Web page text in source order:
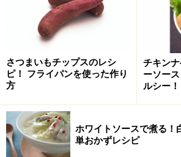
ソースの材料
ソース
ケチャップ
牛乳
はちみつ
肉汁
さつまいもチップスのレシ
ピ！ フライパンを使った作り
方
チキン
ーソー
ルシー！
ホワイトソースで煮る！
単おかずレシピ